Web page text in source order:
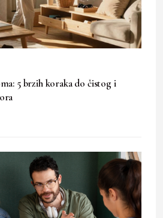
5 brzih koraka do čistog i